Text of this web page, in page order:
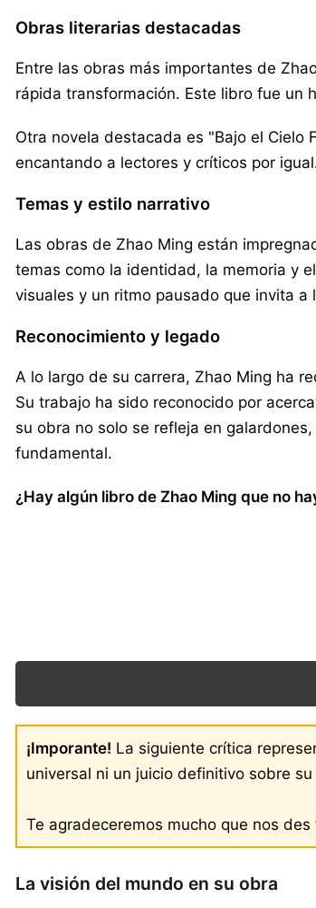
Obras literarias destacadas
Entre las obras más importantes de
rápida transformación. Este libro fue un
Otra novela destacada es "Bajo el
encantando a lectores y críticos por
Temas y estilo narrativo
Las obras de Zhao Ming están
temas como la identidad, la memoria y
visuales y un ritmo pausado que invita a
Reconocimiento y legado
A lo largo de su carrera, Zhao Ming ha
Su trabajo ha sido reconocido por
su obra no solo se refleja en
fundamental.
¿Hay algún libro de Zhao Ming que no
¡Imporante! La siguiente crítica
universal ni un juicio definitivo sobre
Te agradeceremos mucho que nos
La visión del mundo en su obra